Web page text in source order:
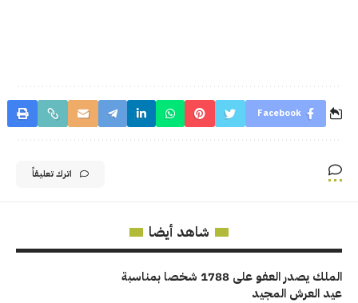
Facebook
اترك تعليقاً
شاهد أيضا
الملك يصدر العفو على 1788 شخصا بمناسبة
عيد العرش المجيد